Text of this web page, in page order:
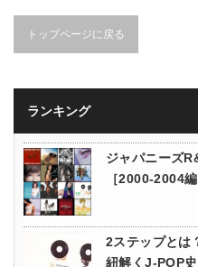
トップページに戻る
ランキング
ジャパニーズ
［2000-2004編
2ステップと
紐解くJ-POP